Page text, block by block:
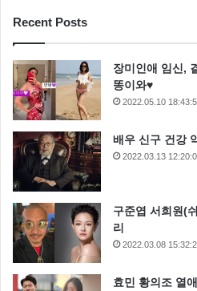
Recent Posts
장미인애 임신,
똥이와♥
2022.05.10
배우 신구 건강
2022.03.13
구준엽 서희원(
리
2022.03.08
효민 황의조 열